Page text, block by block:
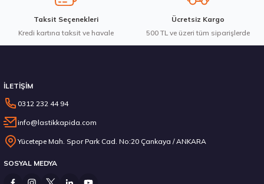
Taksit Seçenekleri
Kredi kartına taksit ve havale
Ücretsiz Kargo
500 TL ve üzeri tüm siparişlerde
İLETİŞİM
0312 232 44 94
info@lastikkapida.com
Yücetepe Mah. Spor Park Cad. No:20 Çankaya / ANKARA
SOSYAL MEDYA